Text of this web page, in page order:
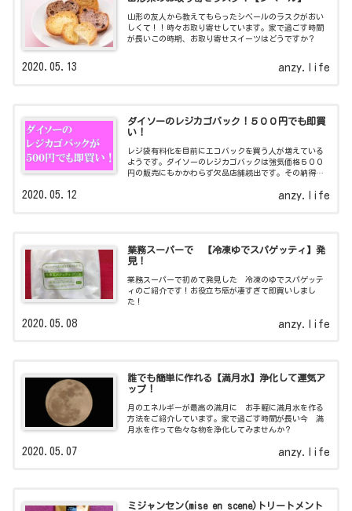
山形の友人から教えてもらったシベールのラスクがおい
しくて！！時々お取り寄せしています。家で過ごす時間
が長いこの時期、お取り寄せスイーツはどうですか？
anzy.life
2020.05.13
ダイソーのレジカゴバック！５００円でも即買
い！
レジ袋有料化を目前にエコバックを買う人が増えている
ようです。ダイソーのレジカゴバックは強気価格５００
円の販売にもかかわらず欠品店舗続出です。その納得の
anzy.life
2020.05.12
業務スーパーで 【冷凍ゆでスパゲッティ】発
見！
業務スーパーで初めて発見した 冷凍のゆでスパゲッテ
ィのご紹介です！お役立ち感が凄すぎて即買いしまし
た！
anzy.life
2020.05.08
誰でも簡単に作れる【満月水】浄化して運気ア
ップ！
月のエネルギーが最高の満月に お手軽に満月水を作る
方法をご紹介しています。家で過ごす時間が長い今 満
月水を作って色々な物を浄化してみませんか？
anzy.life
2020.05.07
ミジャンセン(mise en scene)トリートメント